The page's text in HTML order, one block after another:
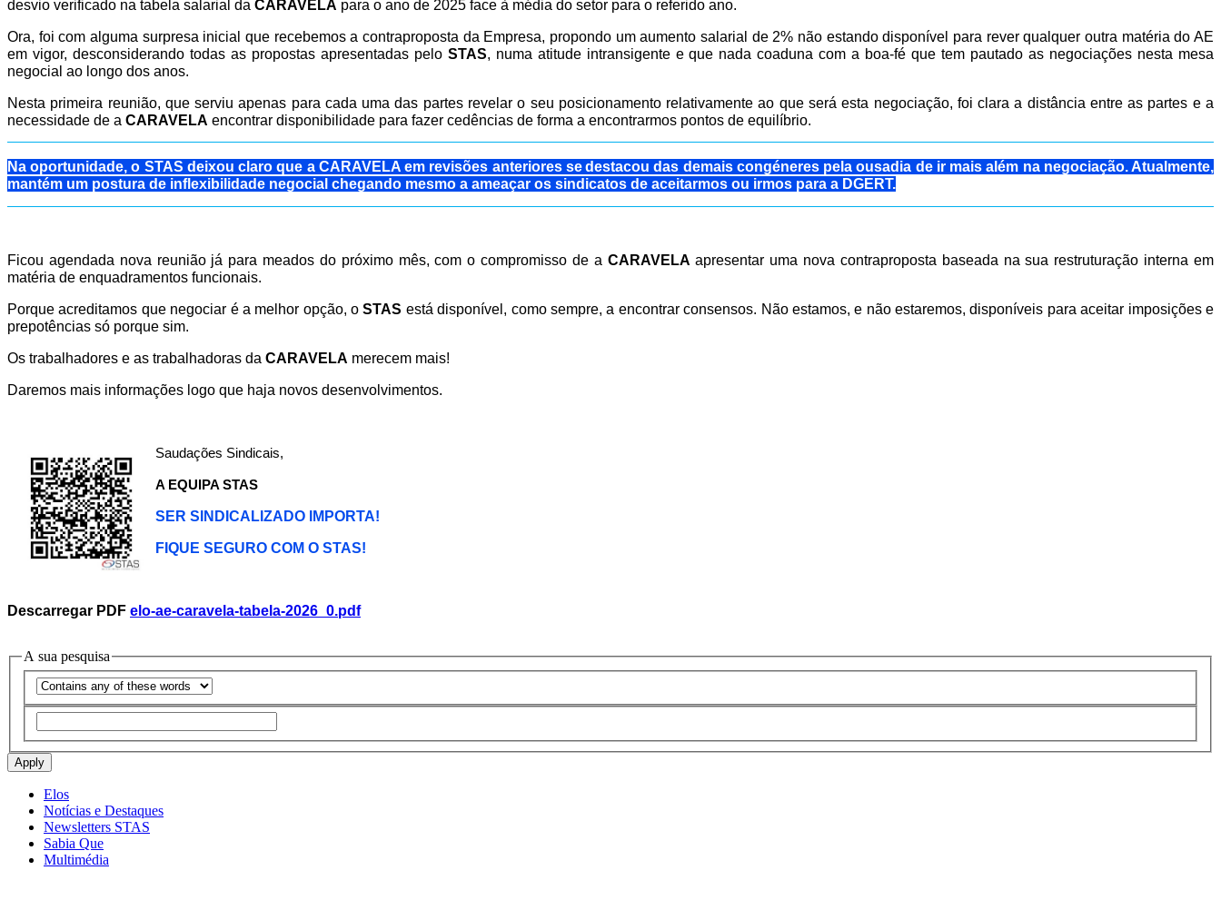
desvio verificado na tabela salarial da CARAVELA para o ano de 2025 face à média do setor para o referido ano.
Ora, foi com alguma surpresa inicial que recebemos a contraproposta da Empresa, propondo um aumento salarial de 2% não estando disponível para rever qualquer outra matéria do AE
em vigor, desconsiderando todas as propostas apresentadas pelo STAS, numa atitude intransigente e que nada coaduna com a boa-fé que tem pautado as negociações nesta mesa
negocial ao longo dos anos.
Nesta primeira reunião, que serviu apenas para cada uma das partes revelar o seu posicionamento relativamente ao que será esta negociação, foi clara a distância entre as partes e a
necessidade de a CARAVELA encontrar disponibilidade para fazer cedências de forma a encontrarmos pontos de equilíbrio.
Na oportunidade, o STAS deixou claro que a CARAVELA em revisões anteriores sedestacou das demais congéneres pela ousadia de ir mais além na negociação.Atualmente,
mantém um postura de inflexibilidade negocial chegando mesmo a ameaçar os sindicatos de aceitarmos ou irmos para a DGERT.
Ficou agendada nova reunião já para meados do próximo mês, com o compromisso de a CARAVELA apresentar uma nova contraproposta baseada na sua restruturação interna em
matéria de enquadramentos funcionais.
Porque acreditamos que negociar é a melhor opção, oSTAS está disponível, como sempre, a encontrar consensos. Não estamos, e não estaremos, disponíveis para aceitar imposições e
prepotências só porque sim.
Os trabalhadores e as trabalhadoras da CARAVELA merecem mais!
Daremos mais informações logo que haja novos desenvolvimentos.
Saudações Sindicais,
A EQUIPA STAS
SER SINDICALIZADO IMPORTA!
FIQUE SEGURO COM O STAS!
Descarregar PDF elo-ae-caravela-tabela-2026_0.pdf
A sua pesquisa
Operador
Apply
Menu
Opções
Elos
Notícias e Destaques
Newsletters STAS
Sabia Que
Multimédia